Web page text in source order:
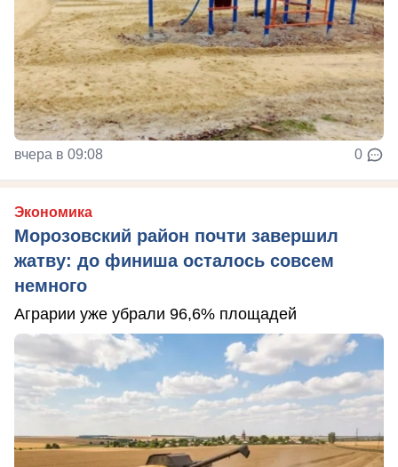
вчера в 09:08 0
Экономика
Морозовский район почти завершил
жатву: до финиша осталось совсем
немного
Аграрии уже убрали 96,6% площадей